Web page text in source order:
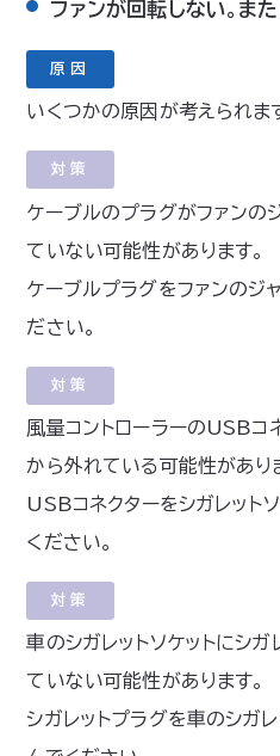
ファンが回転しない。ま
原因
いくつかの原因が考えられま
対策
ケーブルのプラグがファンの
ていない可能性があります。
ケーブルプラグをファンのジ
ださい。
対策
風量コントローラーのUSBコ
から外れている可能性があり
USBコネクターをシガレット
ください。
対策
車のシガレットソケットにシ
ていない可能性があります。
シガレットプラグを車のシガ